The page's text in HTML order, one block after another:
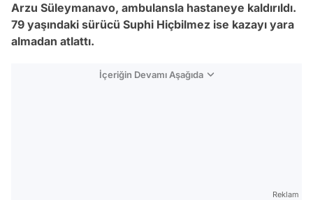
Arzu Süleymanavo, ambulansla hastaneye kaldırıldı.
79 yaşındaki sürücü Suphi Hiçbilmez ise kazayı yara
almadan atlattı.
İçeriğin Devamı Aşağıda
Reklam